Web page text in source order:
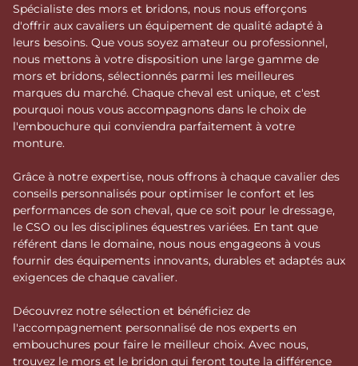
Spécialiste des mors et bridons, nous nous efforçons
d'offrir aux cavaliers un équipement de qualité adapté à
leurs besoins. Que vous soyez amateur ou professionnel,
nous mettons à votre disposition une large gamme de
mors et bridons, sélectionnés parmi les meilleures
marques du marché. Chaque cheval est unique, et c'est
pourquoi nous vous accompagnons dans le choix de
l'embouchure qui conviendra parfaitement à votre
monture.
Grâce à notre expertise, nous offrons à chaque cavalier des
conseils personnalisés pour optimiser le confort et les
performances de son cheval, que ce soit pour le dressage,
le CSO ou les disciplines équestres variées. En tant que
référent dans le domaine, nous nous engageons à vous
fournir des équipements innovants, durables et adaptés aux
exigences de chaque cavalier.
Découvrez notre sélection et bénéficiez de
l'accompagnement personnalisé de nos experts en
embouchures pour faire le meilleur choix. Avec nous,
trouvez le mors et le bridon qui feront toute la différence